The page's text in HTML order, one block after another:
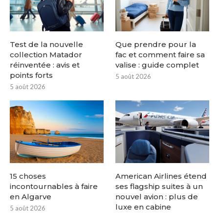
Test de la nouvelle
collection Matador
réinventée : avis et
points forts
5 août 2026
Que prendre pour la
fac et comment faire sa
valise : guide complet
5 août 2026
15 choses
incontournables à faire
en Algarve
5 août 2026
American Airlines étend
ses flagship suites à un
nouvel avion : plus de
luxe en cabine